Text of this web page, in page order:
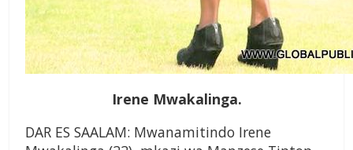
Irene Mwakalinga.
DAR ES SAALAM: Mwanamitindo Irene